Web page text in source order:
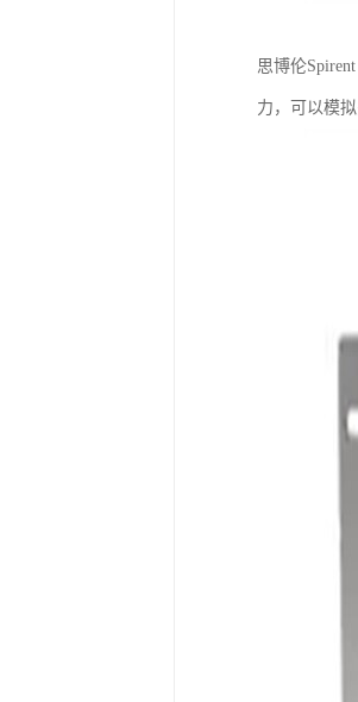
思博伦
力，可以模